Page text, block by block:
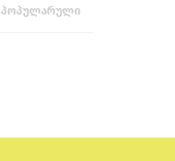
პოპულარული